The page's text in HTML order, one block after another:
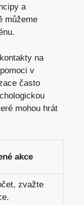
a
můžeme
na
v
často
mohou hrát
akce
zvažte